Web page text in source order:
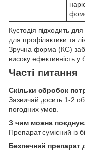
Кустодія підходить для
для профілактики та
Зручна форма (КС)
високу ефективність у
Часті питання
Скільки обробок
Зазвичай досить 1-2
погодних умов.
З чим можна
Препарат сумісний із
Безпечний препарат